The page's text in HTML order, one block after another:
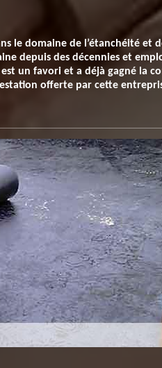
le domaine de l’étanchéité et
depuis des décennies et
un favori et a déjà gagné la
offerte par cette